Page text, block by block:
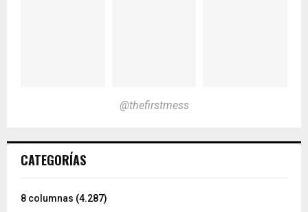
@thefirstmess
CATEGORÍAS
8 columnas (4.287)